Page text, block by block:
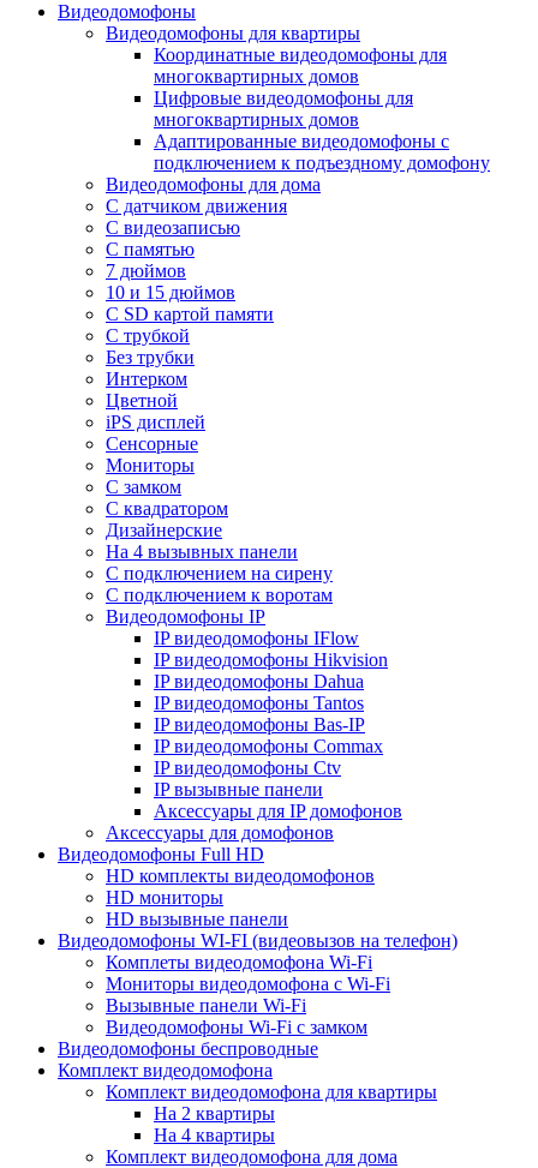
Видеодомофоны
Видеодомофоны для квартиры
Координатные видеодомофоны для
многоквартирных домов
Цифровые видеодомофоны для
многоквартирных домов
Адаптированные видеодомофоны с
подключением к подъездному домофону
Видеодомофоны для дома
С датчиком движения
С видеозаписью
C памятью
7 дюймов
10 и 15 дюймов
С SD картой памяти
С трубкой
Без трубки
Интерком
Цветной
iPS дисплей
Сенсорные
Мониторы
С замком
C квадратором
Дизайнерские
На 4 вызывных панели
С подключением на сирену
С подключением к воротам
Видеодомофоны IP
IP видеодомофоны IFlow
IP видеодомофоны Hikvision
IP видеодомофоны Dahua
IP видеодомофоны Tantos
IP видеодомофоны Bas-IP
IP видеодомофоны Commax
IP видеодомофоны Ctv
IP вызывные панели
Аксессуары для IP домофонов
Аксессуары для домофонов
Видеодомофоны Full HD
HD комплекты видеодомофонов
HD мониторы
HD вызывные панели
Видеодомофоны WI-FI (видеовызов на телефон)
Комплеты видеодомофона Wi-Fi
Мониторы видеодомофона с Wi-Fi
Вызывные панели Wi-Fi
Видеодомофоны Wi-Fi с замком
Видеодомофоны беспроводные
Комплект видеодомофона
Комплект видеодомофона для квартиры
На 2 квартиры
На 4 квартиры
Комплект видеодомофона для дома